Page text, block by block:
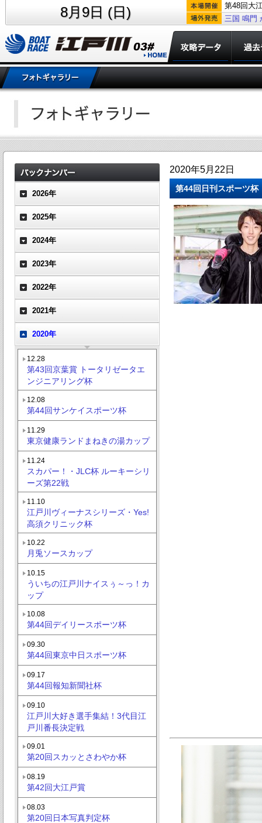
8月9日 (日)
第48回大
三国 鳴門
2026年
2025年
2024年
2023年
2022年
2021年
2020年
12.28
第43回京葉賞 トータリゼータエ
ンジニアリング杯
12.08
第44回サンケイスポーツ杯
11.29
東京健康ランドまねきの湯カップ
11.24
スカパー！・JLC杯 ルーキーシリ
ーズ第22戦
11.10
江戸川ヴィーナスシリーズ・Yes!
高須クリニック杯
10.22
月兎ソースカップ
10.15
ういちの江戸川ナイスぅ～っ！カ
ップ
10.08
第44回デイリースポーツ杯
09.30
第44回東京中日スポーツ杯
09.17
第44回報知新聞社杯
09.10
江戸川大好き選手集結！3代目江
戸川番長決定戦
09.01
第20回スカッとさわやか杯
08.19
第42回大江戸賞
08.03
第20回日本写真判定杯
2020年5月22日
第44回日刊スポーツ杯